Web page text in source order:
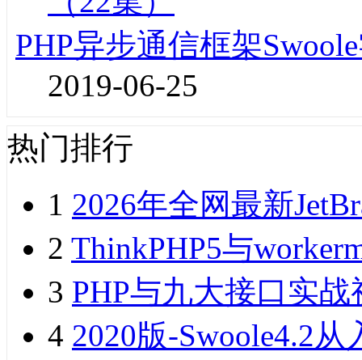
PHP异步通信框架
2019-06-25
热门排行
1 2026年全网最新
2 ThinkPHP5与
3 PHP与九大接口实
4 2020版-Swoole4.2